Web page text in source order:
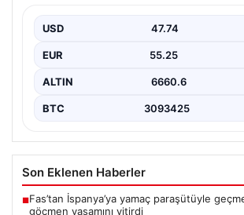
bir tartışma, şiddet olayına dönüştü. Olay
USD 47.74
EUR 55.25
ALTIN 6660.6
BTC 3093425
Son Eklenen Haberler
■Fas’tan İspanya’ya yamaç paraşütüyle
göçmen yaşamını yitirdi